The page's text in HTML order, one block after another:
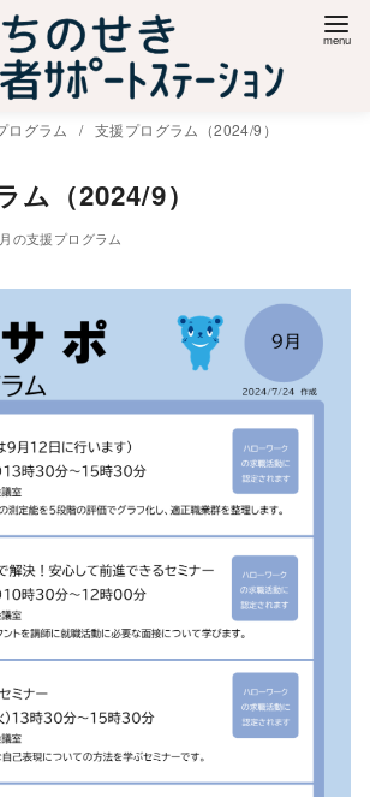
ログラム 支援プログラム（2024/9）
ム（2024/9）
の支援プログラム